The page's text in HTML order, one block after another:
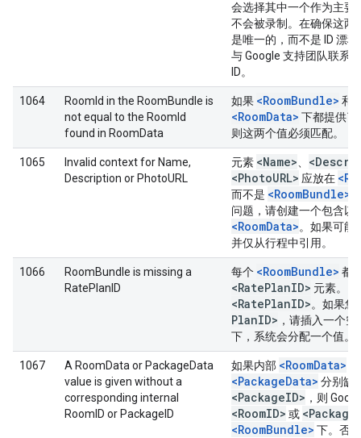
会选择其中一个作为主要
不会被录制。在确保这两
是唯一的，而不是 ID 漂
与 Google 支持团队联系
ID。
1064
RoomId in the RoomBundle is
not equal to the RoomId
found in RoomData
如果 <RoomBundle> 和
<RoomData> 下都提供了
则这两个值必须匹配。
1065
Invalid context for Name,
Description or PhotoURL
元素 <Name>
<PhotoURL> 应放在
而不是 <RoomBundle>
问题，请创建一个包含以
<RoomData>。如果可能
并仅从行程中引用。
1066
RoomBundle is missing a
RatePlanID
每个 <RoomBundle> 都
<RatePlanID> 元素。
<RatePlanID>。如果您
PlanID> ，请插入一个
下，系统会分配一个值。
1067
A RoomData or PackageData
value is given without a
corresponding internal
RoomID or PackageID
如果内部 <RoomData>
<PackageData> 分别缺
<PackageID> ，则
<RoomID> 或 <Package
<RoomBundle> 下。否